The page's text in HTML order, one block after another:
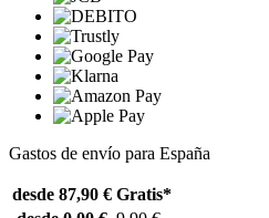
Gastos de envío para España
desde 87,90 € Gratis*